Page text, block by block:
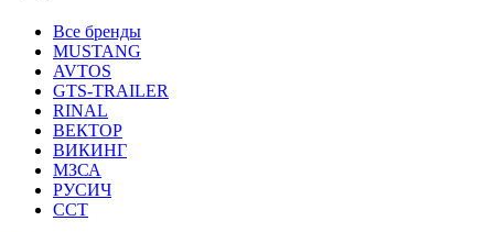
Все бренды
MUSTANG
AVTOS
GTS-TRAILER
RINAL
ВЕКТОР
ВИКИНГ
МЗСА
РУСИЧ
ССТ